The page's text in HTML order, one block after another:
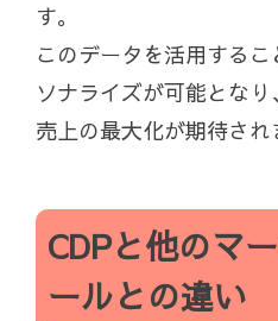
す。
このデータを活用する
ソナライズが可能となり
売上の最大化が期待され
CDPと他のマ
ールとの違い